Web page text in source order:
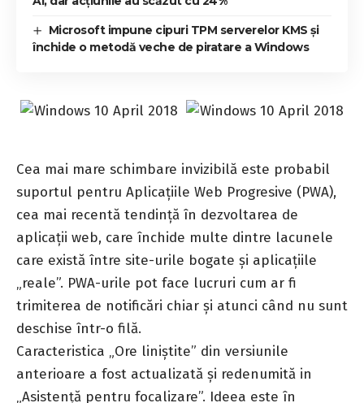
Microsoft impune cipuri TPM serverelor KMS și
închide o metodă veche de piratare a Windows
Cea mai mare schimbare invizibilă este probabil
suportul pentru Aplicațiile Web Progresive (PWA),
cea mai recentă tendință în dezvoltarea de
aplicații web, care închide multe dintre lacunele
care există între site-urile bogate și aplicațiile
„reale”. PWA-urile pot face lucruri cum ar fi
trimiterea de notificări chiar și atunci când nu sunt
deschise într-o filă.
Caracteristica „Ore liniștite” din versiunile
anterioare a fost actualizată și redenumită in
„Asistență pentru focalizare”. Ideea este în